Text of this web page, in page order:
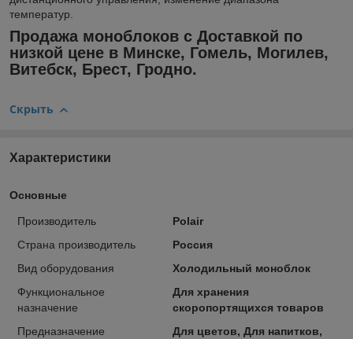
температур.
Продажа моноблоков с Доставкой по
низкой цене в Минске, Гомель, Могилев,
Витебск, Брест, Гродно.
Скрыть
Характеристики
Основные
Производитель
Polair
Страна производитель
Россия
Вид оборудования
Холодильный моноблок
Функциональное
назначение
Для хранения
скоропортящихся товаров
Предназначение
Для цветов, Для напитков,